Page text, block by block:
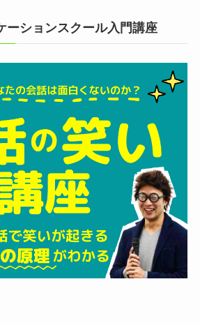
ーションスクール入門講座